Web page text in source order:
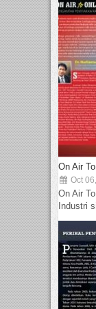
On Air
Oct
On Air
Industri